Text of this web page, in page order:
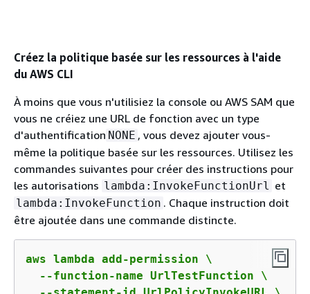
Créez la politique basée sur les ressources à l'aide
du AWS CLI
À moins que vous n'utilisiez la console ou AWS SAM que
vous ne créiez une URL de fonction avec un type
d'authentification NONE , vous devez ajouter vous-
même la politique basée sur les ressources. Utilisez les
commandes suivantes pour créer des instructions pour
les autorisations lambda:InvokeFunctionUrl et
lambda:InvokeFunction . Chaque instruction doit
être ajoutée dans une commande distincte.
aws lambda add-permission \
  --function-name UrlTestFunction \